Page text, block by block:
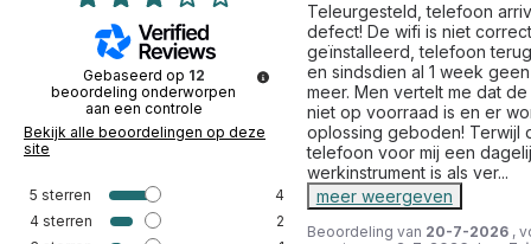
Gebaseerd op 12
beoordeling onderworpen
aan een controle
Bekijk alle beoordelingen op deze
site
5 sterren
4
4 sterren
2
Teleurgesteld, telefoon
defect! De wifi is niet correct
geïnstalleerd, telefoon
en sindsdien al 1 week
meer. Men vertelt me dat
niet op voorraad is en er
oplossing geboden! Terwijl
telefoon voor mij een
werkinstrument is als ver...
meer weergeven
Beoordeling van 20-7-2026 ,